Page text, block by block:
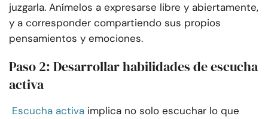
juzgarla. Anímelos a expresarse libre y abiertamente,
y a corresponder compartiendo sus propios
pensamientos y emociones.
Paso 2: Desarrollar habilidades de escucha
activa
Escucha activa implica no solo escuchar lo que